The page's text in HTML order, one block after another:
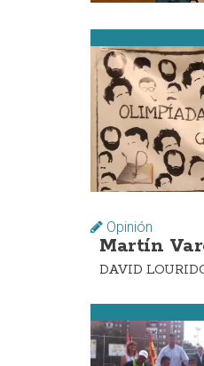
Opinión
Martín
DAVID